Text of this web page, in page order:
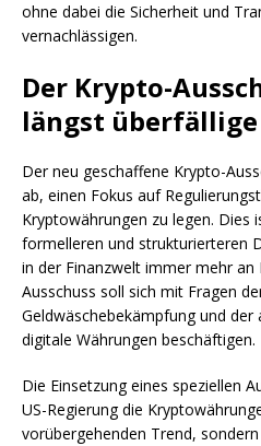
ohne dabei die Sicherheit und
vernachlässigen.
Der Krypto-
längst
Der neu geschaffene Krypto-
ab, einen Fokus auf
Kryptowährungen zu legen. Dies
formelleren und strukturierteren
in der Finanzwelt immer mehr
Ausschuss soll sich mit Fragen
Geldwäschebekämpfung und
digitale Währungen beschäftigen.
Die Einsetzung eines speziellen
US-Regierung die
vorübergehenden Trend,